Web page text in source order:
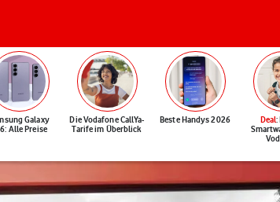
Galaxy
Alle Preise
Die Vodafone CallYa-
Tarife im Überblick
Beste Handys 2026 Deal: